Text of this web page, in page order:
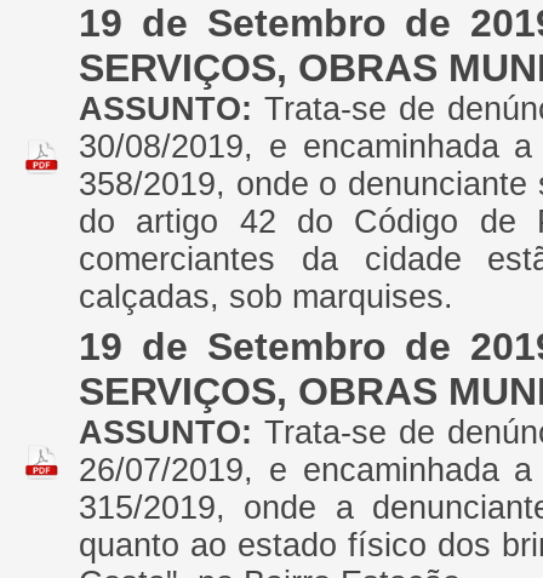
19 de Setembro de
SERVIÇOS, OBRAS
ASSUNTO: Trata-se de
30/08/2019, e encaminhada
358/2019, onde o
do artigo 42 do Código de
comerciantes da cidade
calçadas, sob marquises.
19 de Setembro de
SERVIÇOS, OBRAS
ASSUNTO: Trata-se de
26/07/2019, e encaminhada
315/2019, onde a
quanto ao estado físico dos